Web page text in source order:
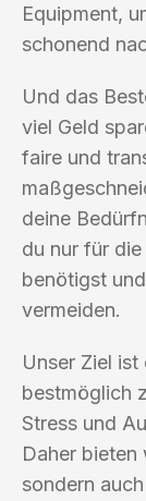
Equipment,
schonend
Und das
viel Geld
faire und
deine
du nur für
benötigst
vermeiden.
Unser Ziel
bestmöglich
Stress und
Daher bieten
sondern